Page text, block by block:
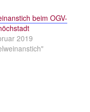
beim OGV-
2019